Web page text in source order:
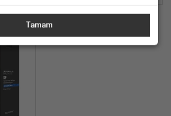
Tamam